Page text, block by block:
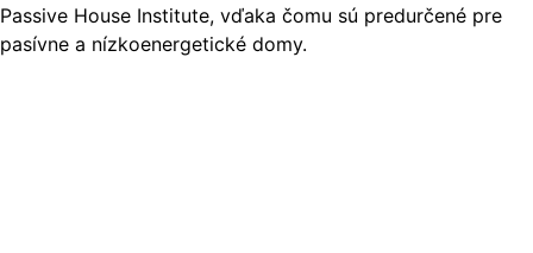
Passive House Institute, vďaka čomu sú predurčené pre
pasívne a nízkoenergetické domy.